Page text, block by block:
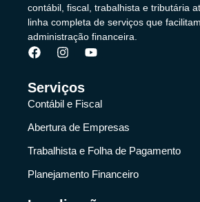
contábil, fiscal, trabalhista e tributária
linha completa de serviços que
administração financeira.
Serviços
Contábil e Fiscal
Abertura de Empresas
Trabalhista e Folha de Pagamento
Planejamento Financeiro